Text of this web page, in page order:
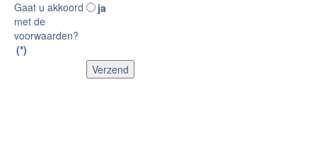
Gaat u akkoord
met de
voorwaarden?
(*)
ja